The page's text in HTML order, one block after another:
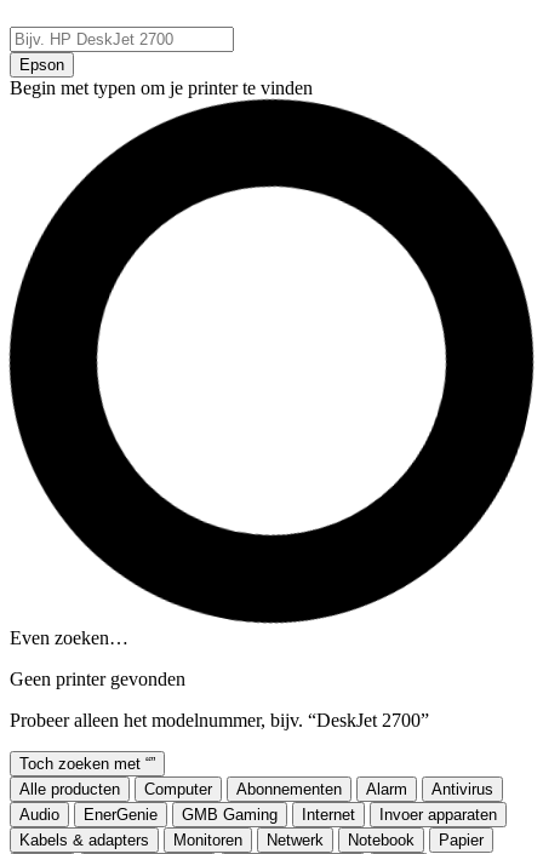
Epson
Begin met typen om je printer te vinden
Even zoeken…
Geen printer gevonden
Probeer alleen het modelnummer, bijv. “DeskJet 2700”
Toch zoeken met “”
Alle producten
Computer Abonnementen Alarm
Antivirus
Audio
EnerGenie GMB Gaming Internet
Invoer apparaten
Kabels & adapters
Monitoren Netwerk Notebook
Papier